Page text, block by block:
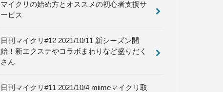
マイクリの始め方とオススメの初心者支援サ
ービス
日刊マイクリ#12 2021/10/11 新シーズン開
始！新エクステやコラボまわりなど盛りだく
さん
日刊マイクリ#11 2021/10/4 miimeマイクリ取